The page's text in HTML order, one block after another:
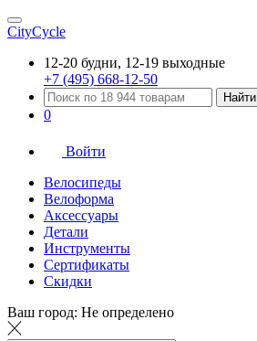
CityCycle
12-20 будни, 12-19 выходные
+7 (495) 668-12-50
Найти
0
Войти
Велосипеды
Велоформа
Аксессуары
Детали
Инструменты
Сертификаты
Скидки
Ваш город: Не определено